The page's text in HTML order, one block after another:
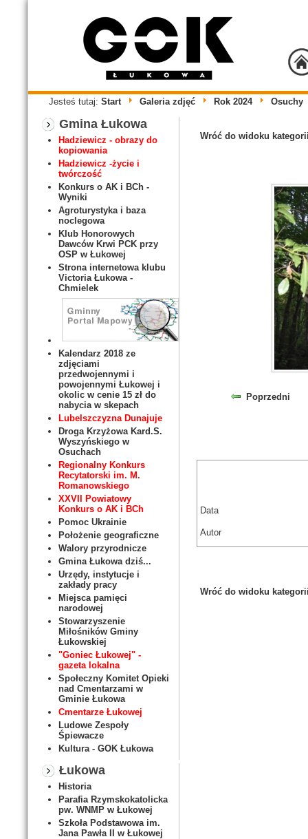
Jesteś tutaj: Start Galeria zdjęć Rok 2024 Osuchy
Gmina Łukowa
Hadziewicz - obrazy do
kopiowania
Hadziewicz -życie i
twórczość
Konkurs o AK i BCh -
Wyniki
Agroturystyka i baza
noclegowa
Klub Honorowych
Dawców Krwi PCK przy
OSP w Łukowej
Strona internetowa klubu
Victoria Łukowa -
Chmielek
Kalendarz 2018 ze
zdjęciami
przedwojennymi i
powojennymi Łukowej i
okolic w cenie 15 zł do
nabycia w skepach
Lubelszczyzna Dunajuje
Droga Krzyżowa Kard.S.
Wyszyńskiego w
Osuchach
Regionalny Konkurs
Recytatorski im. M.
Romanowskiego
XXVII Powiatowy
Konkurs o AK i BCh
Pomoc Ukrainie
Położenie geograficzne
Walory przyrodnicze
Gmina Łukowa dziś...
Urzędy, instytucje i
zakłady pracy
Miejsca pamięci
narodowej
Stowarzyszenie
Miłośników Gminy
Łukowskiej
"Goniec Łukowej" -
gazeta lokalna
Społeczny Komitet Opieki
nad Cmentarzami w
Gminie Łukowa
Cmentarze Łukowej
Ludowe Zespoły
Śpiewacze
Kultura - GOK Łukowa
Łukowa
Historia
Parafia Rzymskokatolicka
pw. WNMP w Łukowej
Szkoła Podstawowa im.
Jana Pawła II w Łukowej
Wróć do widoku
Poprzedni
Data
Autor
Wróć do widoku